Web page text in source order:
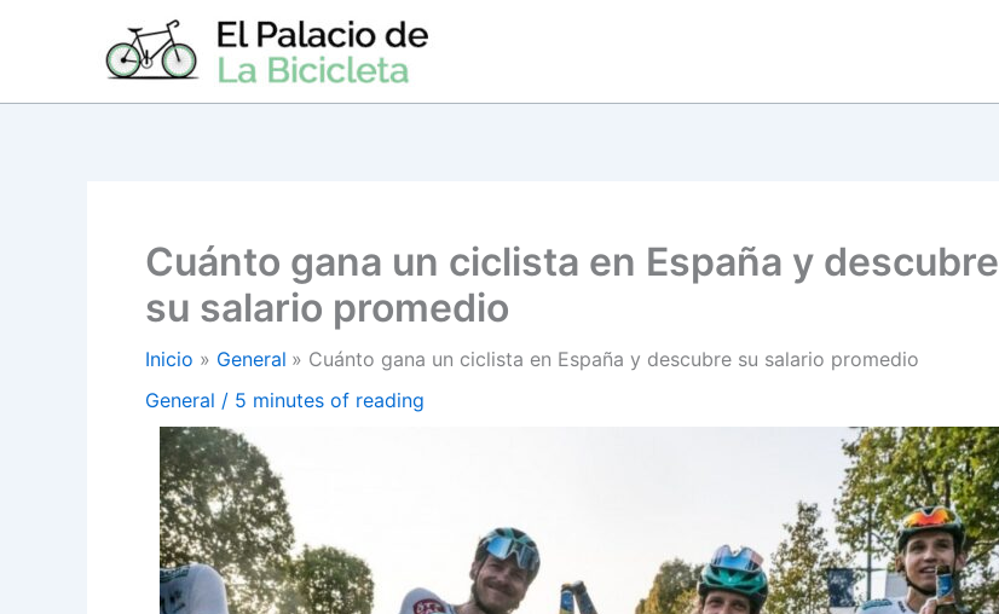
Cuánto gana un ciclista en España y descubre
su salario promedio
Inicio General
Cuánto gana un ciclista en España y descubre su salario promedio
General / 5 minutes of reading